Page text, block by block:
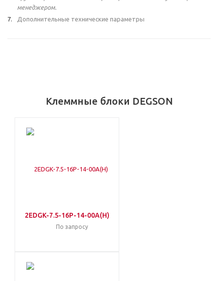
менеджером.
Дополнительные технические параметры
Клеммные блоки DEGSON
2EDGK-7.5-16P-14-00A(H)
По запросу